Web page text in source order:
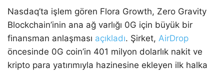
Nasdaq’ta işlem gören Flora Growth, Zero Gravity
Blockchain’inin ana ağ varlığı 0G için büyük bir
finansman anlaşması açıkladı. Şirket, AirDrop
öncesinde 0G coin’in 401 milyon dolarlık nakit ve
kripto para yatırımıyla hazinesine ekleyen ilk halka